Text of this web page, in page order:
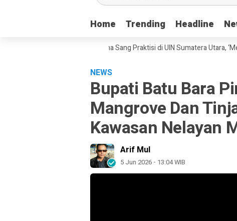
Home Trending Headline
Home Trending Headline
Jurnalisme Bersama Sang Praktisi di UIN Sumatera Utara, ‘Menyentuh
NEWS
Bupati Batu Bara
Mangrove Dan
Kawasan Nelayan
Arif Mul
5 Jun 2026 - 13:04 WIB